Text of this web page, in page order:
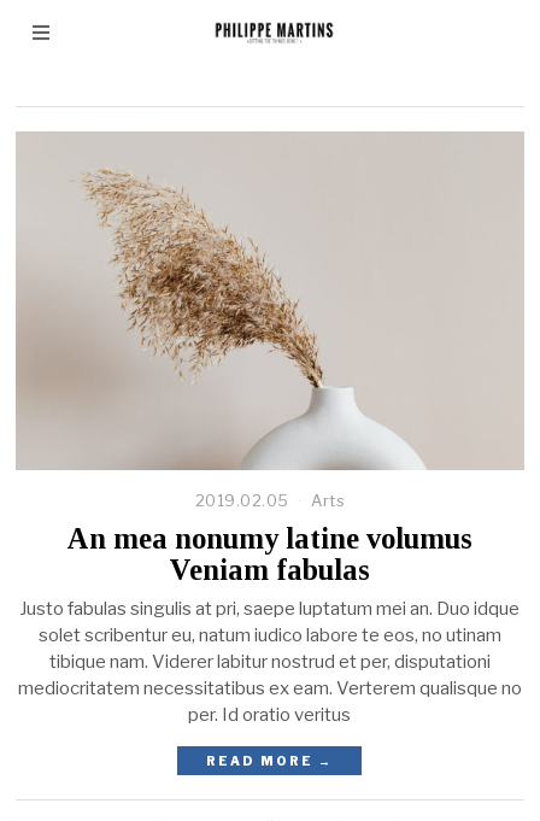
2019.02.05 Arts
An mea nonumy latine volumus
Veniam fabulas
Justo fabulas singulis at pri, saepe luptatum mei an. Duo idque
solet scribentur eu, natum iudico labore te eos, no utinam
tibique nam. Viderer labitur nostrud et per, disputationi
mediocritatem necessitatibus ex eam. Verterem qualisque no
per. Id oratio veritus
READ MORE →